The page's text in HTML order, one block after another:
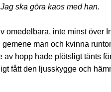
ska göra kaos med han.
omedelbara, inte minst över
man och kvinna
hopp hade plötsligt tänts
fått den ljusskygge och